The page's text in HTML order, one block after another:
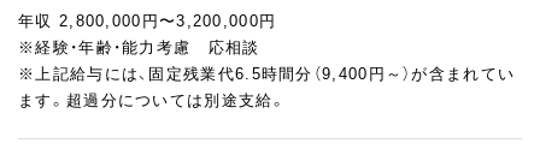
＜仕事に慣れてきたら＞
◆発注・売上利益の管理
◆シフトの作成
年収 2,800,000円〜3,200,000円
※経験・年齢・能力考慮 応相談
※上記給与には、固定残業代6.5時間分（9,400円～）が含まれてい
ます。超過分については別途支給。